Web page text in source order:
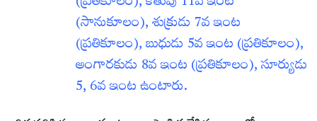
(సానుకూలం), శుక్రుడు 7వ ఇంట
(ప్రతికూలం), బుధుడు 5వ ఇంట (ప్రతికూలం),
అంగారకుడు 8వ ఇంట (ప్రతికూలం), సూర్యుడు
5, 6వ ఇంట ఉంటారు.